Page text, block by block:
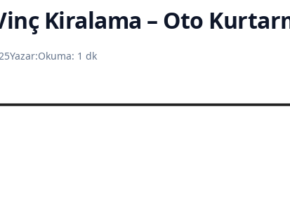
Kiralama – Oto
Yazar:Okuma: 1 dk